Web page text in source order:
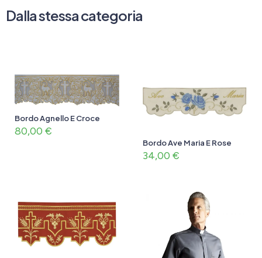
Dalla stessa categoria
Bordo Agnello E Croce
80,00 €
Bordo Ave Maria E Rose
34,00 €